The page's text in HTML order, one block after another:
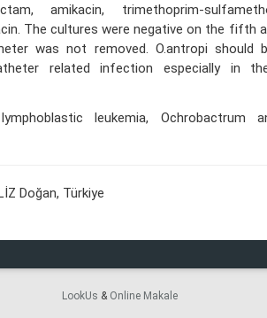
amikacin, trimethoprim-
The cultures were negative on the fifth
was not removed. O.antropi should
related infection especially in the
leukemia, Ochrobactrum
Doğan, Türkiye
LookUs & Online Makale